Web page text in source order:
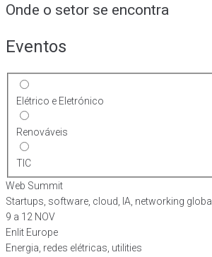
Onde o setor se encontra
Eventos
Elétrico e Eletrónico
Renováveis
TIC
Web Summit
Startups, software, cloud, IA, networking global
9 a 12 NOV
Enlit Europe
Energia, redes elétricas, utilities